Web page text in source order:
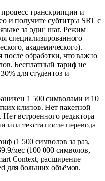
транскрипции и
и получите субтитры SRT с
за один шаг. Режим
специализированного
академического).
обработки, что важно
Бесплатный тариф не
для студентов и
1 500 символами и 10
клипов. Нет пакетной
встроенного редактора
или текста после перевода.
(1 500 символов за раз,
мес (100 000 символов,
Context, расширение
для больших объёмов.